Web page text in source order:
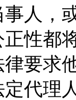
人，
性都
律要求
代理